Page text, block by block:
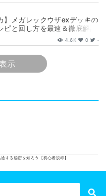
】メガレックウザexデッキの
ピと回し方を最速＆徹底解説
ムエメラルダ】
4.6K 0 -
示
する秘密を知ろう【初心者脱却】